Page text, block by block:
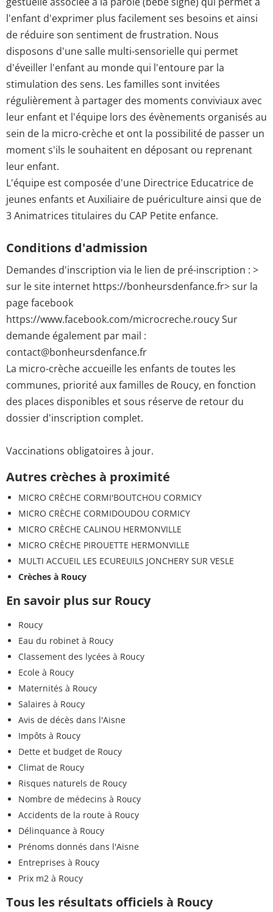
l'enfant d'exprimer plus facilement ses besoins et ainsi
de réduire son sentiment de frustration. Nous
disposons d'une salle multi-sensorielle qui permet
d'éveiller l'enfant au monde qui l'entoure par la
stimulation des sens. Les familles sont invitées
régulièrement à partager des moments conviviaux avec
leur enfant et l'équipe lors des évènements organisés au
sein de la micro-crèche et ont la possibilité de passer un
moment s'ils le souhaitent en déposant ou reprenant
leur enfant.
L'équipe est composée d'une Directrice Educatrice de
jeunes enfants et Auxiliaire de puériculture ainsi que de
3 Animatrices titulaires du CAP Petite enfance.
Conditions d'admission
Demandes d'inscription via le lien de pré-inscription : >
sur le site internet https://bonheursdenfance.fr> sur la
page facebook
https://www.facebook.com/microcreche.roucy Sur
demande également par mail :
contact@bonheursdenfance.fr
La micro-crèche accueille les enfants de toutes les
communes, priorité aux familles de Roucy, en fonction
des places disponibles et sous réserve de retour du
dossier d'inscription complet.
Vaccinations obligatoires à jour.
Autres crèches à proximité
MICRO CRÈCHE CORMI'BOUTCHOU CORMICY
MICRO CRÈCHE CORMIDOUDOU CORMICY
MICRO CRÈCHE CALINOU HERMONVILLE
MICRO CRÈCHE PIROUETTE HERMONVILLE
MULTI ACCUEIL LES ECUREUILS JONCHERY SUR VESLE
Crèches à Roucy
En savoir plus sur Roucy
Roucy
Eau du robinet à Roucy
Classement des lycées à Roucy
Ecole à Roucy
Maternités à Roucy
Salaires à Roucy
Avis de décès dans l'Aisne
Impôts à Roucy
Dette et budget de Roucy
Climat de Roucy
Risques naturels de Roucy
Nombre de médecins à Roucy
Accidents de la route à Roucy
Délinquance à Roucy
Prénoms donnés dans l'Aisne
Entreprises à Roucy
Prix m2 à Roucy
Tous les résultats officiels à Roucy